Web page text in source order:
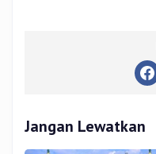
Jangan Lewatkan